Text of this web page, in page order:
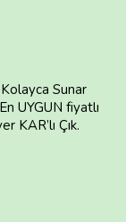
Sunar
UYGUN fiyatlı
KAR’lı Çık.